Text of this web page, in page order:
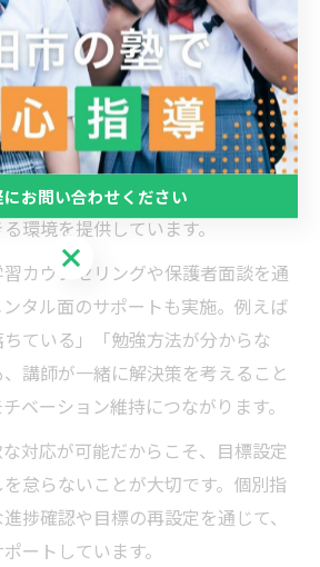
対応が成績改善を後押し
、学習内容や指導方法だけでなく、
自習室の利用方法まで柔軟に対応で
別指導塾ベストワンPocket太田藤阿
い事との両立を考慮した時間割の
更にも臨機応変に対応。生徒が無理
環境を提供しています。
カウンセリングや保護者面談を通
タル面のサポートも実施。例えば
ちている」「勉強方法が分からな
講師が一緒に解決策を考えること
ベーション維持につながります。
対応が可能だからこそ、目標設定
怠らないことが大切です。個別指
捗確認や目標の再設定を通じて、
ートしています。
にお問い合わせください
にお問い合わせください